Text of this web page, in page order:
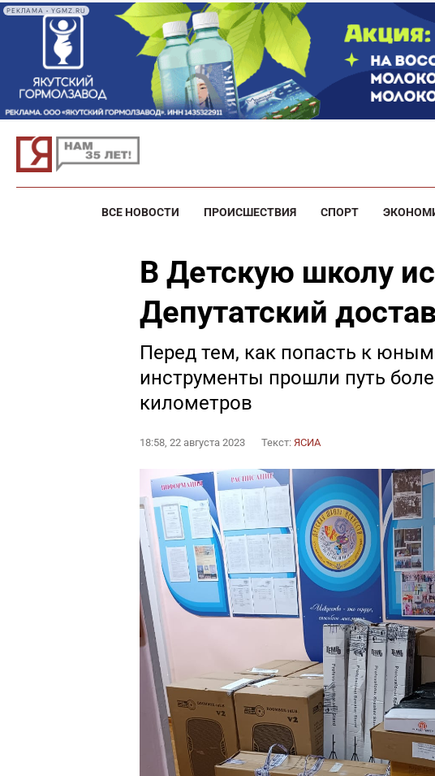
РЕКЛАМА • YGMZ.RU
ВСЕ НОВОСТИ ПРОИСШЕСТВИЯ СПОРТ
В Детскую школу
Депутатский
Перед тем, как попасть к
инструменты прошли путь
километров
18:58, 22 августа 2023 Текст: ЯСИА